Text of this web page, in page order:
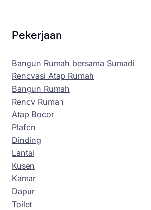
Pekerjaan
Bangun Rumah bersama Sumadi
Renovasi Atap Rumah
Bangun Rumah
Renov Rumah
Atap Bocor
Plafon
Dinding
Lantai
Kusen
Kamar
Dapur
Toilet